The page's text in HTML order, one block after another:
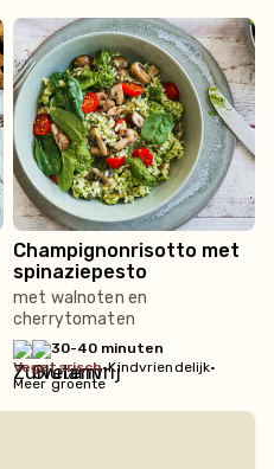
Champignonrisotto met
spinaziepesto
met walnoten en
cherrytomaten
30-40 minuten
vegetarisch•Kindvriendelijk•
Meer groente